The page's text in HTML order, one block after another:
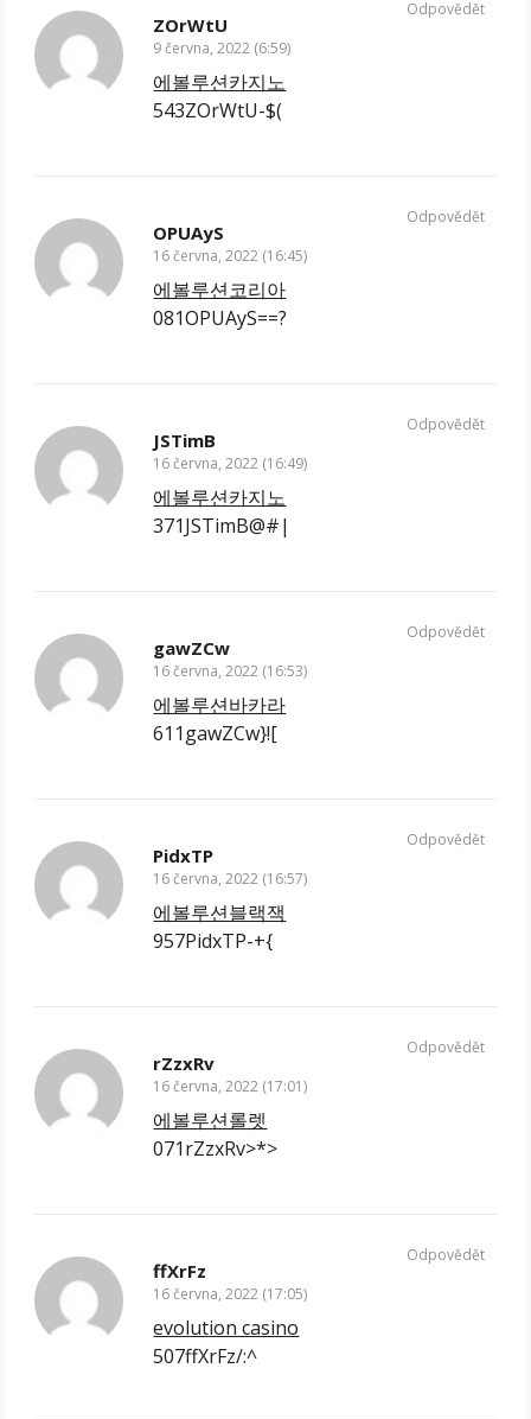
ZOrWtU
9 června, 2022 (6:59)
에볼루션카지노
543ZOrWtU-$(
Odpovědět
OPUAyS
16 června, 2022 (16:45)
에볼루션코리아
081OPUAyS==?
Odpovědět
JSTimB
16 června, 2022 (16:49)
에볼루션카지노
371JSTimB@#|
Odpovědět
gawZCw
16 června, 2022 (16:53)
에볼루션바카라
611gawZCw}![
Odpovědět
PidxTP
16 června, 2022 (16:57)
에볼루션블랙잭
957PidxTP-+{
Odpovědět
rZzxRv
16 června, 2022 (17:01)
에볼루션롤렛
071rZzxRv>*>
Odpovědět
ffXrFz
16 června, 2022 (17:05)
evolution casino
507ffXrFz/:^
Odpovědět